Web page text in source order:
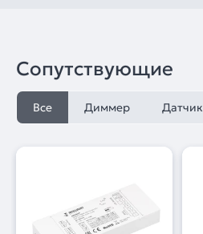
Сопутствующие
Все Диммер Датчик